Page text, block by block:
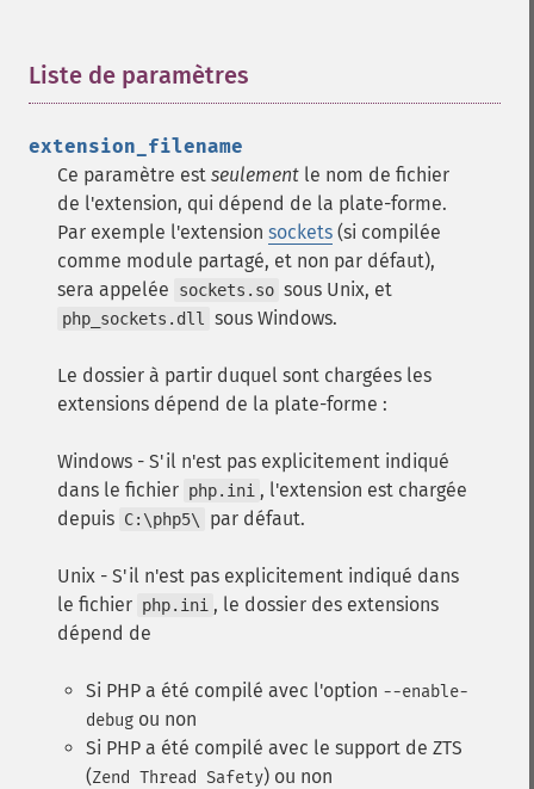
Liste de paramètres
extension_filename
Ce paramètre est seulement le nom de fichier
de l'extension, qui dépend de la plate-forme.
Par exemple l'extension sockets (si compilée
comme module partagé, et non par défaut),
sera appelée
sockets.so sous Unix, et
php_sockets.dll sous Windows.
Le dossier à partir duquel sont chargées les
extensions dépend de la plate-forme :
Windows - S'il n'est pas explicitement indiqué
dans le fichier php.ini , l'extension est chargée
depuis C:\php5\ par défaut.
Unix - S'il n'est pas explicitement indiqué dans
le fichier php.ini , le dossier des extensions
dépend de
Si PHP a été compilé avec l'option --enable-
debug ou non
Si PHP a été compilé avec le support de ZTS
(Zend Thread Safety) ou non